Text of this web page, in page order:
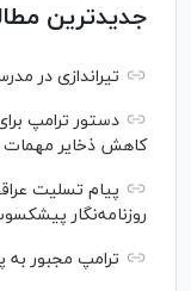
جدیدترین
تیراندازی در مدرسه‌ای در
دستور ترامپ
کاهش ذخایر مهمات
پیام تسلیت
روزنامه‌نگار
ترامپ مجبور